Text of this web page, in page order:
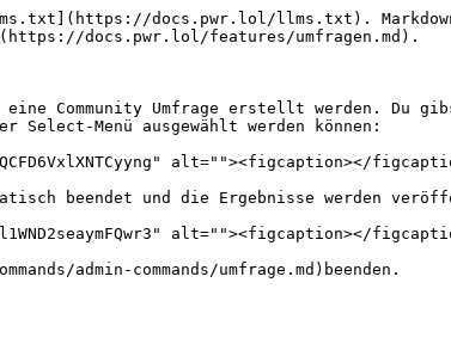
docs.pwr.lol/llms.txt).
docs.pwr.lol/features/umfragen.md).
eine Community Umfrage erstellt werden. Du
Menü ausgewählt werden können:
alt=""><figcaption></
beendet und die Ergebnisse werden
alt=""><figcaption></